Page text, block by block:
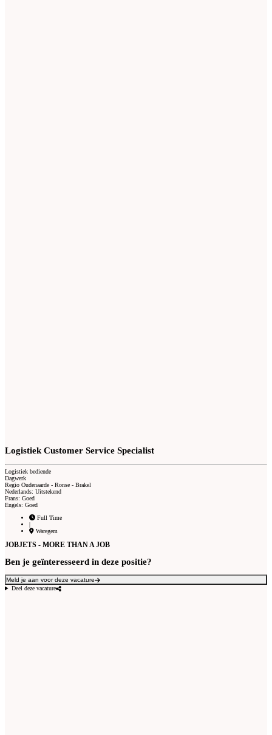
Logistiek Customer Service Specialist
Logistiek bediende
Dagwerk
Regio Oudenaarde - Ronse - Brakel
Nederlands: Uitstekend
Frans: Goed
Engels: Goed
Full Time
|
Waregem
JOBJETS - MORE THAN A JOB
Ben je geïnteresseerd in deze positie?
Meld je aan voor deze vacature
Deel deze vacature